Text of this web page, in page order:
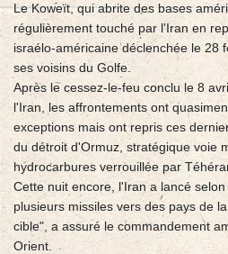
Le Koweït, qui abrite des bases
régulièrement touché par l'Iran en
israélo-américaine déclenchée le 28
ses voisins du Golfe.
Après le cessez-le-feu conclu le 8
l'Iran, les affrontements ont
exceptions mais ont repris ces
du détroit d'Ormuz, stratégique voie
hydrocarbures verrouillée par
Cette nuit encore, l'Iran a lancé
plusieurs missiles vers des pays de
cible", a assuré le commandement
Orient.